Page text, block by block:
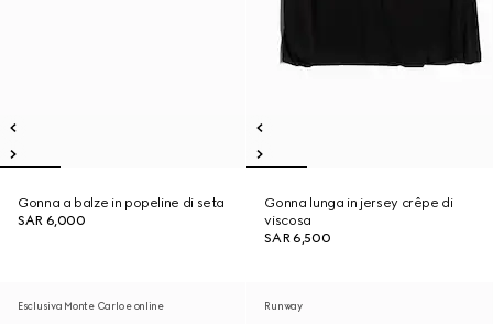
Gonna a balze in popeline di seta
SAR 6,000
Gonna lunga in jersey crêpe di
viscosa
SAR 6,500
Esclusiva Monte Carlo e online Runway